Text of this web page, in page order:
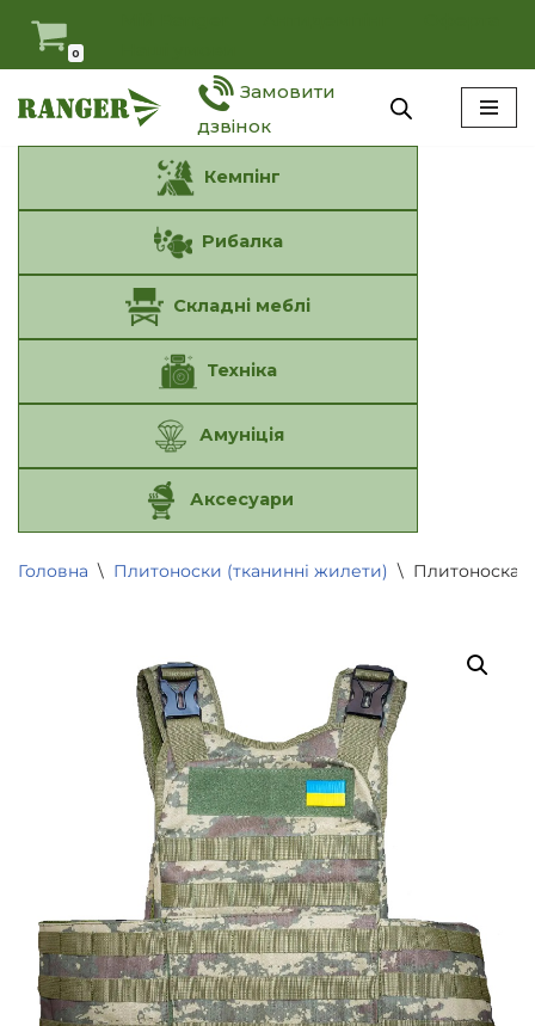
Перейти
до
вмісту
0
Замовити
дзвінок
Кемпінг
Рибалка
Складні меблі
Техніка
Амуніція
Аксесуари
Головна \ Плитоноски (тканинні жилети) \ Плитоноска